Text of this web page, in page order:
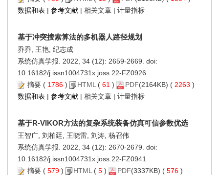
数据和表 | 参考文献 | 相关文章 | 计量指标
基于冲突搜索算法的多机器人路径规划
乔乔, 王艳, 纪志成
系统仿真学报. 2022, 34 (12): 2659-2669. doi:
10.16182/j.issn1004731x.joss.22-FZ0926
摘要 ( 1786 ) HTML ( 61 ) PDF(2164KB) ( 2263 )
数据和表 | 参考文献 | 相关文章 | 计量指标
基于R-VIKOR方法的复杂系统装备仿真可信参数优选
王智广, 刘柏廷, 王晓雷, 刘涛, 杨召伟
系统仿真学报. 2022, 34 (12): 2670-2679. doi:
10.16182/j.issn1004731x.joss.22-FZ0941
摘要 ( 579 ) HTML ( 5 ) PDF(3337KB) ( 576 )